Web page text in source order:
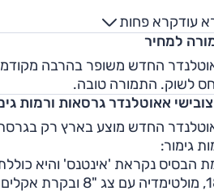
- כמעט מהנה.
עודקרא פחות
למחיר
החדש משופר בהרבה מקודמו
לשוק. התמורה טובה.
אאוטלנדר גרסאות ורמות
החדש מוצע בארץ רק
גימור:
הבסיס נקראת 'אינטנס' והיא